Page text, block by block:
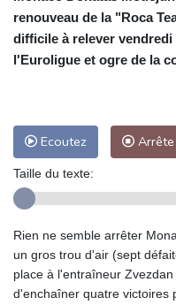
renouveau de la "Roca
difficile à relever
l'Euroligue et ogre de la
Ecoutez
Taille du texte:
Rien ne semble arrêter
un gros trou d'air (sept
place à l'entraîneur
d'enchaîner quatre victoires